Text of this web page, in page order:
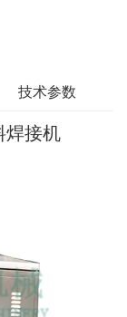
技术参数
焊接机